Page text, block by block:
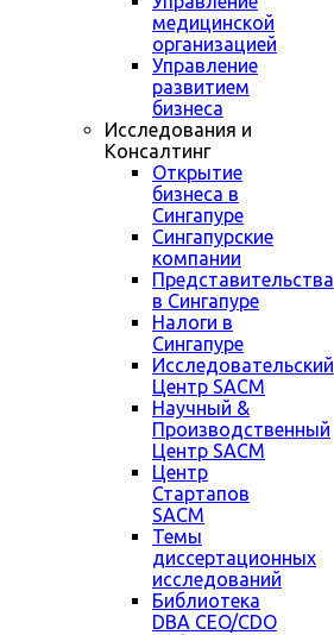
медицинской
организацией
Управление
развитием
бизнеса
Исследования и
Консалтинг
Открытие
бизнеса в
Сингапуре
Сингапурские
компании
Представительства
в Сингапуре
Налоги в
Сингапуре
Исследовательский
Центр SACM
Научный &
Производственный
Центр SACM
Центр
Стартапов
SACM
Темы
диссертационных
исследований
Библиотека
DBA CEO/CDO